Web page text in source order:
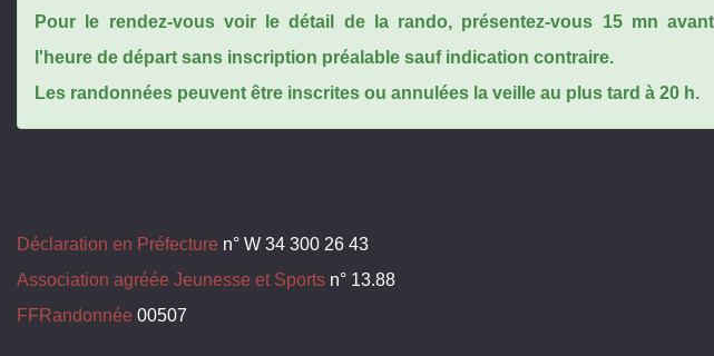
Pour le rendez-vous voir le détail de la rando, présentez-vous 15 mn avant
l'heure de départ sans inscription préalable sauf indication contraire.
Les randonnées peuvent être inscrites ou annulées la veille au plus tard à 20 h.
Déclaration en Préfecture n° W 34 300 26 43
Association agréée Jeunesse et Sports n° 13.88
FFRandonnée 00507